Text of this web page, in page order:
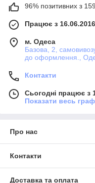
96% позитивних з
Працює з 16.06.2016
м. Одеса
Базова, 2,
до оформлення.,
Контакти
Сьогодні працює з
Показати весь
Про нас
Контакти
Доставка та оплата